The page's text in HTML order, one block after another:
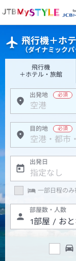
飛行機＋ホ
（ダイナミック
飛行機
＋ホテル・旅館
出発地
目的地
出発日
一部日程のみ
部屋数・人数